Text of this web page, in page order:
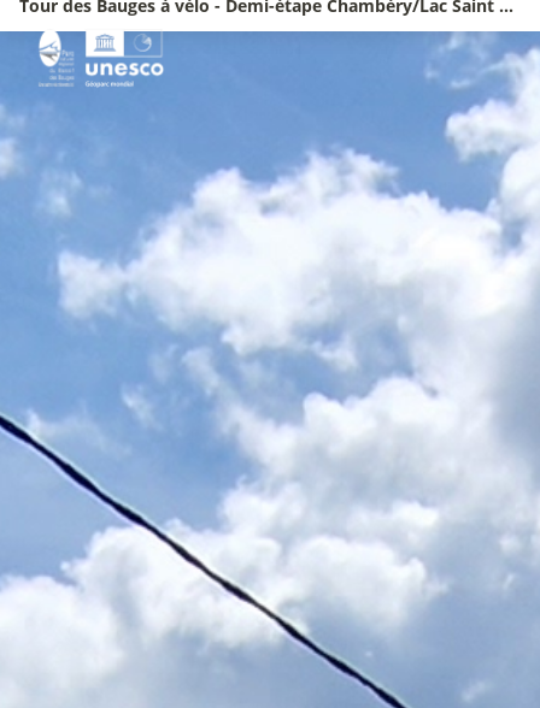
Tour des Bauges à vélo - Demi-étape Chambéry/Lac Saint André